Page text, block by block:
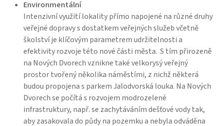
Environmentální
Intenzivní využití lokality přímo napojené na různé druhy
veřejné dopravy s dostatkem veřejných služeb včetně
školství je klíčovým parametrem udržitelnosti a
efektivity rozvoje této nové části města. S tím přirozeně
na Nových Dvorech vznikne také velkorysý veřejný
prostor tvořený několika náměstími, z nichž některá
budou propojena s parkem Jalodvorská louka. Na Nových
Dvorech se počítá s rozvojem modrozelené
infrastruktury, např. se zachytáváním dešťové vody tak,
aby zasakovala do půdy na pozemku a nebyla odváděna